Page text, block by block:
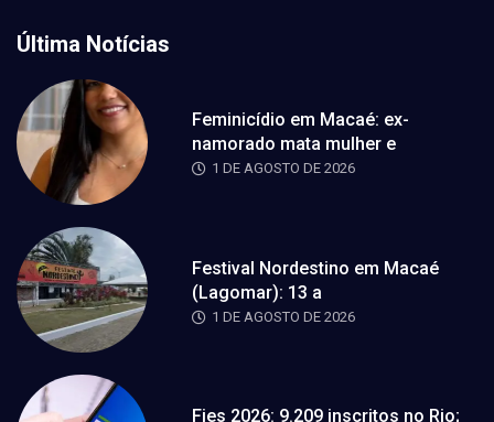
Última Notícias
Feminicídio em Macaé: ex-
namorado mata mulher e
1 DE AGOSTO DE 2026
Festival Nordestino em Macaé
(Lagomar): 13 a
1 DE AGOSTO DE 2026
Fies 2026: 9.209 inscritos no Rio;